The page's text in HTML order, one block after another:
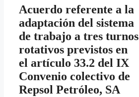
Acuerdo referente a la
adaptación del sistema
de trabajo a tres turnos
rotativos previstos en
el artículo 33.2 del IX
Convenio colectivo de
Repsol Petróleo, SA